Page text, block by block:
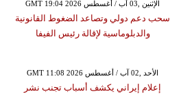
GMT 19:04 2026 الإثنين ,03 آب / أغسطس
سحب دعم دولي وتصاعد الضغوط القانونية
والدبلوماسية لإقالة رئيس الفيفا
GMT 11:08 2026 الأحد ,02 آب / أغسطس
إعلام إيراني يكشف أسباب تجنب نشر